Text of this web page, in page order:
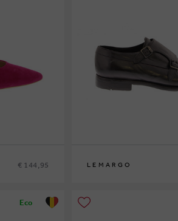
€ 144,95 LEMARGO
Eco